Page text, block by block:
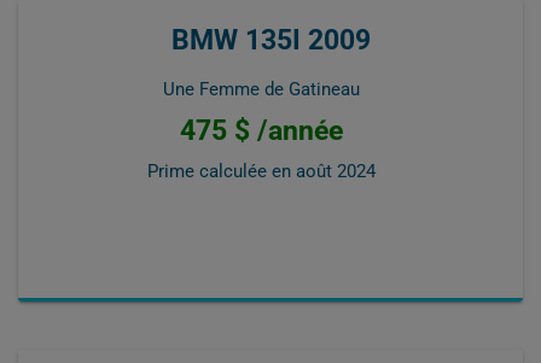
BMW 135I 2009
Une Femme de Gatineau
475 $ /année
Prime calculée en août 2024